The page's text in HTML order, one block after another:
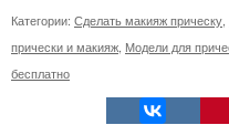
Категории: Сделать макияж прическу,
прически и макияж, Модели для
бесплатно